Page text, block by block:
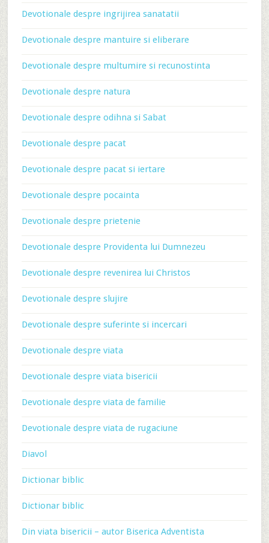
Devotionale despre ingrijirea sanatatii
Devotionale despre mantuire si eliberare
Devotionale despre multumire si recunostinta
Devotionale despre natura
Devotionale despre odihna si Sabat
Devotionale despre pacat
Devotionale despre pacat si iertare
Devotionale despre pocainta
Devotionale despre prietenie
Devotionale despre Providenta lui Dumnezeu
Devotionale despre revenirea lui Christos
Devotionale despre slujire
Devotionale despre suferinte si incercari
Devotionale despre viata
Devotionale despre viata bisericii
Devotionale despre viata de familie
Devotionale despre viata de rugaciune
Diavol
Dictionar biblic
Dictionar biblic
Din viata bisericii – autor Biserica Adventista